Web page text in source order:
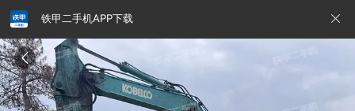
铁甲二手机APP下载
请输入手机号